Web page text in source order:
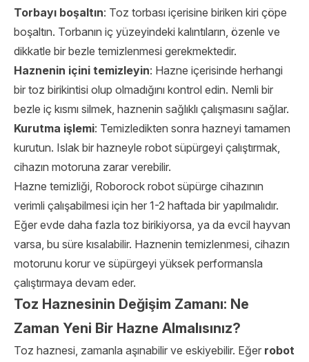
Torbayı boşaltın: Toz torbası içerisine biriken kiri çöpe
boşaltın. Torbanın iç yüzeyindeki kalıntıların, özenle ve
dikkatle bir bezle temizlenmesi gerekmektedir.
Haznenin içini temizleyin: Hazne içerisinde herhangi
bir toz birikintisi olup olmadığını kontrol edin. Nemli bir
bezle iç kısmı silmek, haznenin sağlıklı çalışmasını sağlar.
Kurutma işlemi: Temizledikten sonra hazneyi tamamen
kurutun. Islak bir hazneyle robot süpürgeyi çalıştırmak,
cihazın motoruna zarar verebilir.
Hazne temizliği, Roborock robot süpürge cihazının
verimli çalışabilmesi için her 1-2 haftada bir yapılmalıdır.
Eğer evde daha fazla toz birikiyorsa, ya da evcil hayvan
varsa, bu süre kısalabilir. Haznenin temizlenmesi, cihazın
motorunu korur ve süpürgeyi yüksek performansla
çalıştırmaya devam eder.
Toz Haznesinin Değişim Zamanı: Ne
Zaman Yeni Bir Hazne Almalısınız?
Toz haznesi, zamanla aşınabilir ve eskiyebilir. Eğer robot